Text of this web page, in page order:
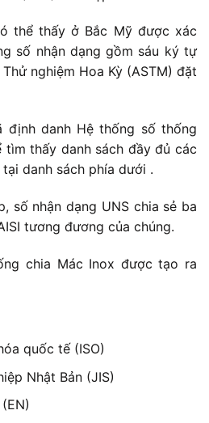
thể thấy ở Bắc Mỹ được xác
số nhận dạng gồm sáu ký tự
nghiệm Hoa Kỳ (ASTM) đặt
định danh Hệ thống số thống
tìm thấy danh sách đầy đủ các
danh sách phía dưới .
số nhận dạng UNS chia sẻ ba
tương đương của chúng.
chia Mác Inox được tạo ra
quốc tế (ISO)
Nhật Bản (JIS)